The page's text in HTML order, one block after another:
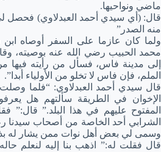
ماضي ونواحيها.
قال: (أي سيدي أحمد العبدلاوي) فحصل
منه الصدر”
ولما كان عازما على السفر أوصاه
محمد الحبيب رضي الله عنه بوصيته،
إلى مدينة فاس، فسأل من رأيته فيها
الملم، فإن فاس لا تخلو من الأولياء أبدا”.
قال سيدي أحمد العبدلاوي: “فلما
الإخوان في الطريقة سألتهم هل
المفتوح عليهم في هذا البلد.” قال:”
الشرابي أحد الخاصة من أصحاب سيدنا
وسمى لي بعض أهل نوات ممن يشار له
قال فقلت له:” اذهب بنا إليه لنعلم